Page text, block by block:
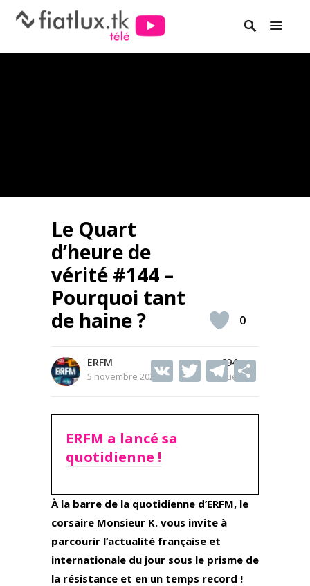
Le Quart
d’heure de
vérité #144 –
Pourquoi tant
de haine ?
ERFM
5 novembre 2020
694
Vues
V T
itt
T
e ar
0
ERFM a lancé sa
quotidienne !
À la barre de la quotidienne d’ERFM, le
corsaire Monsieur K. vous invite à
parcourir l’actualité française et
internationale du jour sous le prisme de
la résistance et en un temps record !